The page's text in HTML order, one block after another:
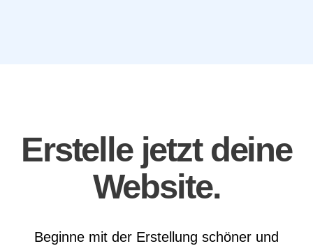
Erstelle jetzt deine
Website.
Beginne mit der Erstellung schöner und